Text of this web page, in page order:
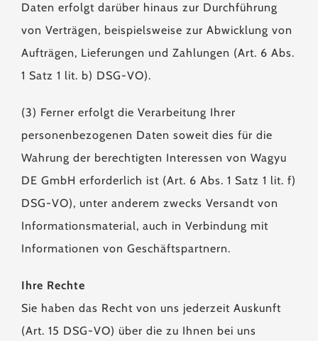
Daten erfolgt darüber hinaus zur Durchführung
von Verträgen, beispielsweise zur Abwicklung von
Aufträgen, Lieferungen und Zahlungen (Art. 6 Abs.
1 Satz 1 lit. b) DSG-VO).
(3) Ferner erfolgt die Verarbeitung Ihrer
personenbezogenen Daten soweit dies für die
Wahrung der berechtigten Interessen von Wagyu
DE GmbH erforderlich ist (Art. 6 Abs. 1 Satz 1 lit. f)
DSG-VO), unter anderem zwecks Versandt von
Informationsmaterial, auch in Verbindung mit
Informationen von Geschäftspartnern.
Ihre Rechte
Sie haben das Recht von uns jederzeit Auskunft
(Art. 15 DSG-VO) über die zu Ihnen bei uns